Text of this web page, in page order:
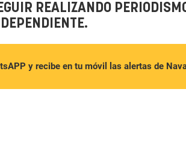
REALIZANDO
y recibe en tu móvil las alertas de